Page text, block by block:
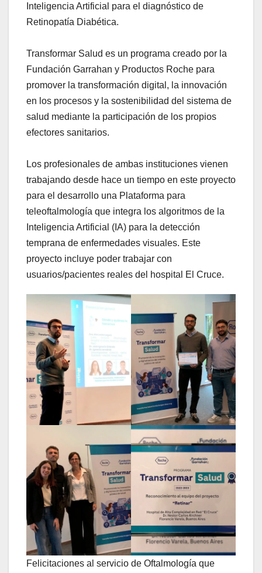
Inteligencia Artificial para el diagnóstico de
Retinopatía Diabética.
Transformar Salud es un programa creado por la
Fundación Garrahan y Productos Roche para
promover la transformación digital, la innovación
en los procesos y la sostenibilidad del sistema de
salud mediante la participación de los propios
efectores sanitarios.
Los profesionales de ambas instituciones vienen
trabajando desde hace un tiempo en este proyecto
para el desarrollo una Plataforma para
teleoftalmología que integra los algoritmos de la
Inteligencia Artificial (IA) para la detección
temprana de enfermedades visuales. Este
proyecto incluye poder trabajar con
usuarios/pacientes reales del hospital El Cruce.
Felicitaciones al servicio de Oftalmología que